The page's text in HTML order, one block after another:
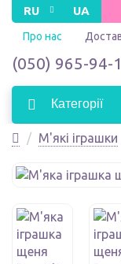
RU UA
Про нас
(050) 965-94-
Категорії
М'які іграшки